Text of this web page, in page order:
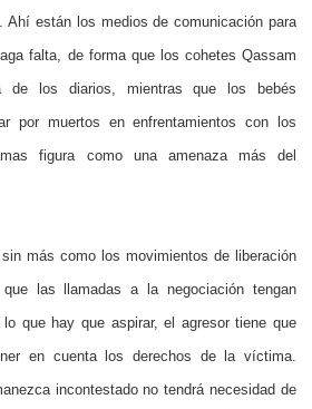
Ahí están los medios de comunicación para
falta, de forma que los cohetes Qassam
de los diarios, mientras que los bebés
por muertos en enfrentamientos con los
figura como una amenaza más del
más como los movimientos de liberación
las llamadas a la negociación tengan
que hay que aspirar, el agresor tiene que
en cuenta los derechos de la víctima.
incontestado no tendrá necesidad de